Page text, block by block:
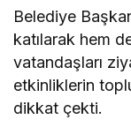
Belediye
katılarak hem
vatandaşları
etkinliklerin
dikkat çekti.